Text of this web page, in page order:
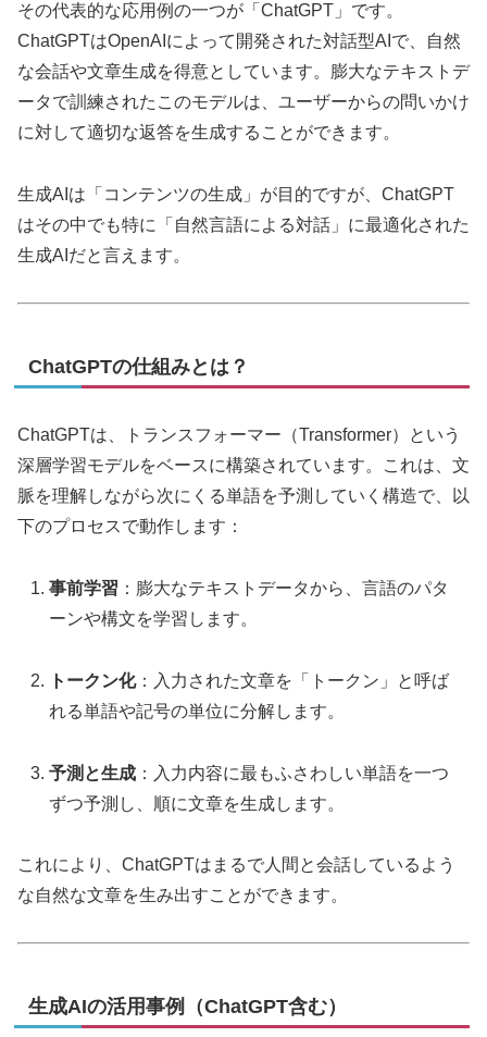
その代表的な応用例の一つが「ChatGPT」です。
ChatGPTはOpenAIによって開発された対話型AIで、自然
な会話や文章生成を得意としています。膨大なテキストデ
ータで訓練されたこのモデルは、ユーザーからの問いかけ
に対して適切な返答を生成することができます。
生成AIは「コンテンツの生成」が目的ですが、ChatGPT
はその中でも特に「自然言語による対話」に最適化された
生成AIだと言えます。
ChatGPTの仕組みとは？
ChatGPTは、トランスフォーマー（Transformer）という
深層学習モデルをベースに構築されています。これは、文
脈を理解しながら次にくる単語を予測していく構造で、以
下のプロセスで動作します：
事前学習 ：膨大なテキストデータから、言語のパタ
ーンや構文を学習します。
トークン化：入力された文章を「トークン」と呼ば
れる単語や記号の単位に分解します。
予測と生成 ：入力内容に最もふさわしい単語を一つ
ずつ予測し、順に文章を生成します。
これにより、ChatGPTはまるで人間と会話しているよう
な自然な文章を生み出すことができます。
生成AIの活用事例（ChatGPT含む）